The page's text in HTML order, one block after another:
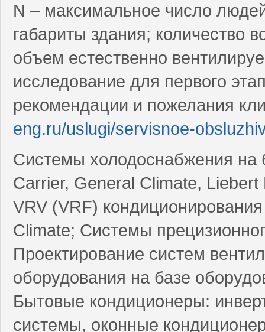
N – максимальное число
габариты здания; количество
объем естественно
исследование для первого
рекомендации и пожелания
eng.ru/uslugi/servisnoe-
Системы холодоснабжения на
Carrier, General Climate,
VRV (VRF)
Climate; Системы
Проектирование систем
оборудования на базе
Бытовые кондиционеры:
системы, оконные